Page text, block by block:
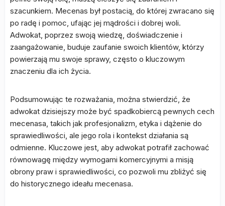
szacunkiem. Mecenas był postacią, do której zwracano się
po radę i pomoc, ufając jej mądrości i dobrej woli.
Adwokat, poprzez swoją wiedzę, doświadczenie i
zaangażowanie, buduje zaufanie swoich klientów, którzy
powierzają mu swoje sprawy, często o kluczowym
znaczeniu dla ich życia.
Podsumowując te rozważania, można stwierdzić, że
adwokat dzisiejszy może być spadkobiercą pewnych cech
mecenasa, takich jak profesjonalizm, etyka i dążenie do
sprawiedliwości, ale jego rola i kontekst działania są
odmienne. Kluczowe jest, aby adwokat potrafił zachować
równowagę między wymogami komercyjnymi a misją
obrony praw i sprawiedliwości, co pozwoli mu zbliżyć się
do historycznego ideału mecenasa.